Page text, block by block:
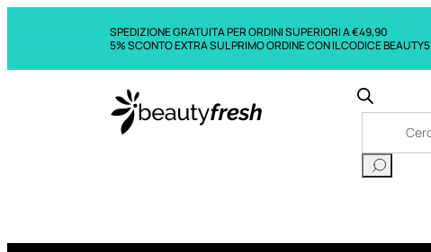
SPEDIZIONE GRATUITA PER ORDINI SUPERIORI A €49,90
5% SCONTO EXTRA SUL PRIMO ORDINE CON IL CODICE BEAUTY5